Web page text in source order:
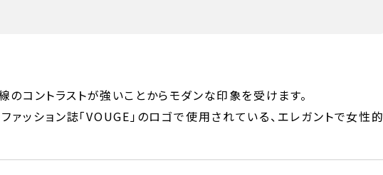
のコントラストが強いことからモダンな印象を受けます。
ファッション誌「VOUGE」のロゴで使用されている、エレガントで女性的